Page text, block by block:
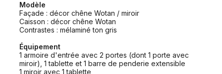
Modèle
Façade : décor chêne Wotan / miroir
Caisson : décor chêne Wotan
Contrastes : mélaminé ton gris
Équipement
1 armoire d'entrée avec 2 portes (dont 1 porte avec
miroir), 1 tablette et 1 barre de penderie extensible
1 miroir avec 1 tablette